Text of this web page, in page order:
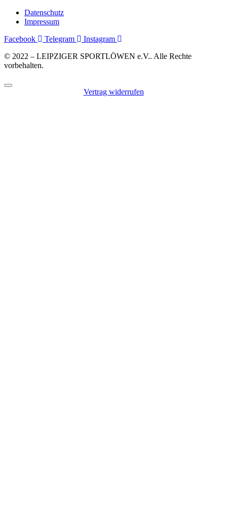
Datenschutz
Impressum
Facebook
Telegram
Instagram
© 2022 – LEIPZIGER SPORTLÖWEN e.V.. Alle Rechte
vorbehalten.
Vertrag widerrufen